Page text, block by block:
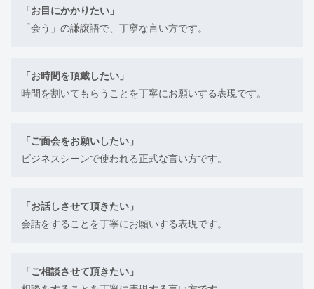
「お目にかかりたい」
「会う」の謙譲語で、丁寧な言い方です。
「お時間を頂戴したい」
時間を割いてもらうことを丁寧にお願いする表現です。
「ご面会をお願いしたい」
ビジネスシーンで使われる正式な言い方です。
「お話しさせて頂きたい」
会話をすることを丁寧にお願いする表現です。
「ご相談させて頂きたい」